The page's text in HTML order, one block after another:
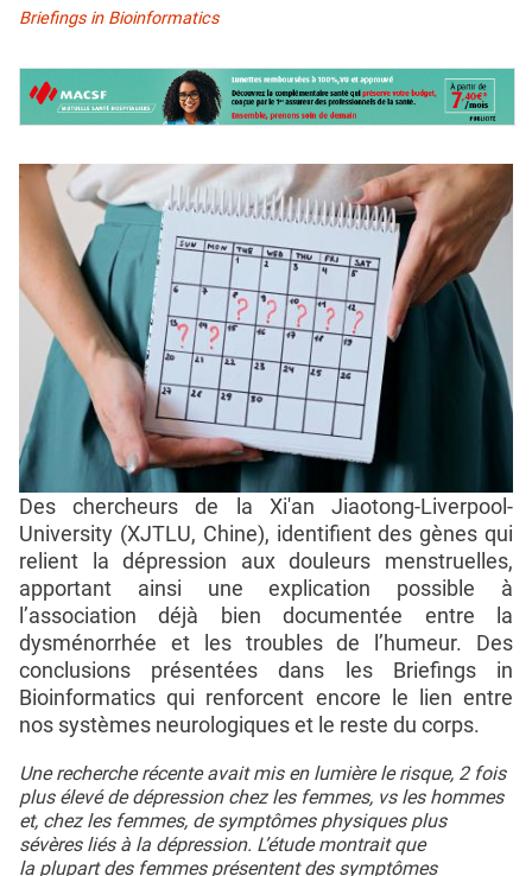
Briefings in Bioinformatics
Des chercheurs de la Xi'an Jiaotong-Liverpool-
University (XJTLU, Chine), identifient des gènes qui
relient la dépression aux douleurs menstruelles,
apportant ainsi une explication possible à
l’association déjà bien documentée entre la
dysménorrhée et les troubles de l’humeur. Des
conclusions présentées dans les Briefings in
Bioinformatics qui renforcent encore le lien entre
nos systèmes neurologiques et le reste du corps.
Une recherche récente avait mis en lumière le risque, 2 fois
plus élevé de dépression chez les femmes, vs les hommes
et, chez les femmes, de symptômes physiques plus
sévères liés à la dépression. L’étude montrait que
la plupart des femmes présentent des symptômes